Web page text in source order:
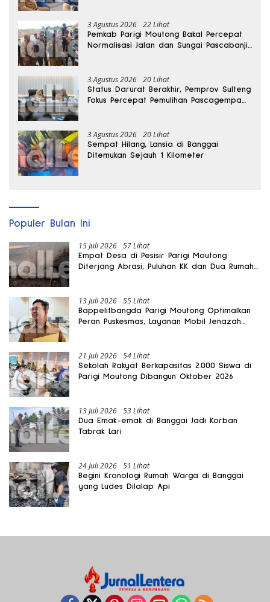
3 Agustus 2026 22 Lihat
Pemkab Parigi Moutong Bakal Percepat
Normalisasi Jalan dan Sungai Pascabanjir
3 Agustus 2026 20 Lihat
Status Darurat Berakhir, Pemprov Sulteng
Fokus Percepat Pemulihan Pascagempa
3 Agustus 2026 20 Lihat
Sempat Hilang, Lansia di Banggai
Ditemukan Sejauh 1 Kilometer
Populer Bulan Ini
15 Juli 2026 57 Lihat
Empat Desa di Pesisir Parigi Moutong
Diterjang Abrasi, Puluhan KK dan Dua Rumah
13 Juli 2026 55 Lihat
Bappelitbangda Parigi Moutong Optimalkan
Peran Puskesmas, Layanan Mobil Jenazah
21 Juli 2026 54 Lihat
Sekolah Rakyat Berkapasitas 2.000 Siswa di
Parigi Moutong Dibangun Oktober 2026
13 Juli 2026 53 Lihat
Dua Emak-emak di Banggai Jadi Korban
Tabrak Lari
24 Juli 2026 51 Lihat
Begini Kronologi Rumah Warga di Banggai
yang Ludes Dilalap Api